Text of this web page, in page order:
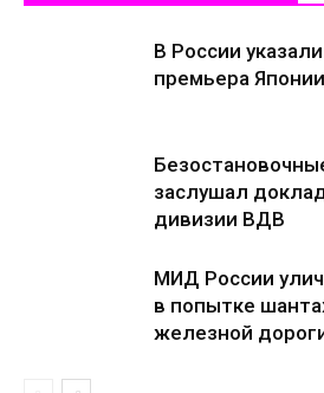
В России
премьера
заслушал
дивизии ВДВ
МИД России
в попытке
железной